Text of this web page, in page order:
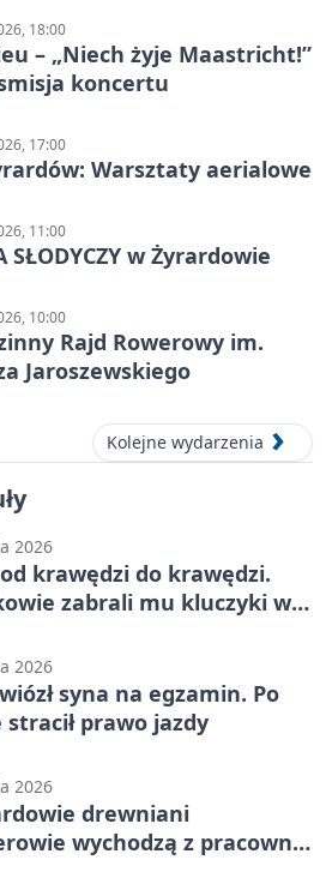
18:00
– „Niech żyje Maastricht!”
koncertu
17:00
Warsztaty aerialowe
11:00
SŁODYCZY w Żyrardowie
10:00
Rajd Rowerowy im.
Jaroszewskiego
Kolejne wydarzenia
2026
od krawędzi do krawędzi.
zabrali mu kluczyki w
2026
syna na egzamin. Po
stracił prawo jazdy
2026
drewniani
wychodzą z pracowni